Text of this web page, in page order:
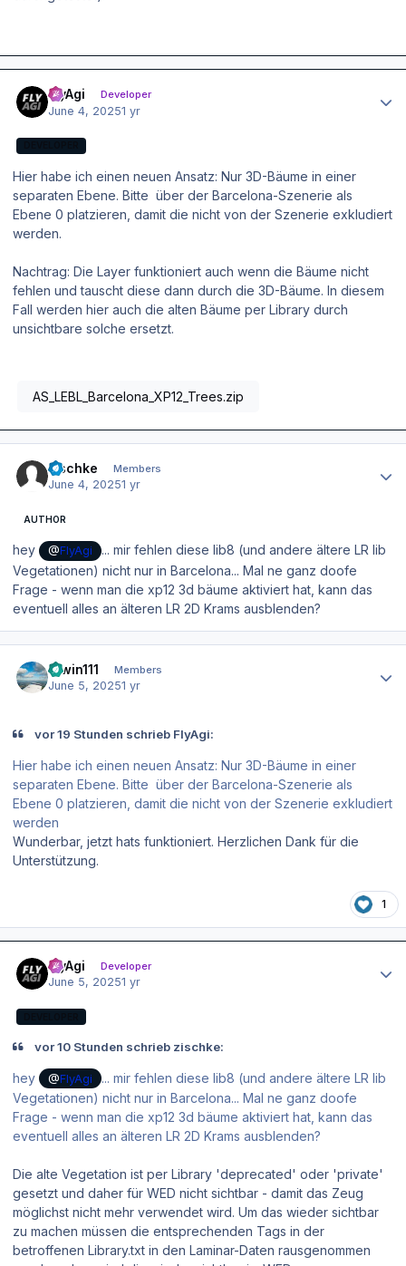
FlyAgi Developer
June 4, 20251 yr
Hier habe ich einen neuen Ansatz: Nur 3D-Bäume in einer
separaten Ebene. Bitte über der Barcelona-Szenerie als
Ebene 0 platzieren, damit die nicht von der Szenerie exkludiert
werden.
Nachtrag: Die Layer funktioniert auch wenn die Bäume nicht
fehlen und tauscht diese dann durch die 3D-Bäume. In diesem
Fall werden hier auch die alten Bäume per Library durch
unsichtbare solche ersetzt.
AS_LEBL_Barcelona_XP12_Trees.zip
zischke Members
June 4, 20251 yr
AUTHOR
hey @FlyAgi
... mir fehlen diese lib8 (und andere ältere LR lib
Vegetationen) nicht nur in Barcelona... Mal ne ganz doofe
Frage - wenn man die xp12 3d bäume aktiviert hat, kann das
eventuell alles an älteren LR 2D Krams ausblenden?
Erwin111 Members
June 5, 20251 yr
vor 19 Stunden schrieb FlyAgi:
Hier habe ich einen neuen Ansatz: Nur 3D-Bäume in einer
separaten Ebene. Bitte über der Barcelona-Szenerie als
Ebene 0 platzieren, damit die nicht von der Szenerie exkludiert
werden
Wunderbar, jetzt hats funktioniert. Herzlichen Dank für die
Unterstützung.
1
FlyAgi Developer
June 5, 20251 yr
vor 10 Stunden schrieb zischke:
hey @FlyAgi
... mir fehlen diese lib8 (und andere ältere LR lib
Vegetationen) nicht nur in Barcelona... Mal ne ganz doofe
Frage - wenn man die xp12 3d bäume aktiviert hat, kann das
eventuell alles an älteren LR 2D Krams ausblenden?
Die alte Vegetation ist per Library 'deprecated' oder 'private'
gesetzt und daher für WED nicht sichtbar - damit das Zeug
möglichst nicht mehr verwendet wird. Um das wieder sichtbar
zu machen müssen die entsprechenden Tags in der
betroffenen Library.txt in den Laminar-Daten rausgenommen